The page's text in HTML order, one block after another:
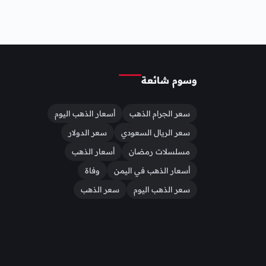
وسوم شائعة
سعر الجرام الذهب
أسعار الذهب اليوم
سعر الريال السعودي
سعر الدولار
مسلسلات رمضان
أسعار الذهب
أسعار الذهب في اليمن
وفاة
سعر الذهب اليوم
سعر الذهب